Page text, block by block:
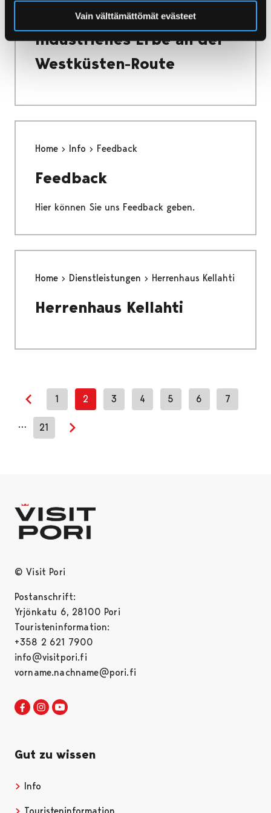
Vain välttämättömät evästeet
Industrielles Erbe an der Westküsten-Route
Industrielles Erbe an der
Westküsten-Route
Home Info Feedback
Feedback
Hier können Sie uns Feedback geben.
Home Dienstleistungen Herrenhaus Kellahti
Herrenhaus Kellahti
Previous page
1 2 3 4 5 6 7
… 21
© Visit Pori
Postanschrift:
Yrjönkatu 6, 28100 Pori
Touristeninformation:
+358 2 621 7900
info@visitpori.fi
vorname.nachname@pori.fi
Visit Pori in Facebook
Opens in a new tab
Visit Pori in Instagram
Opens in a new tab
Gut zu wissen
Info